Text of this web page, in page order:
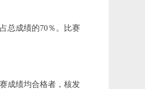
总成绩的70％。比赛
成绩均合格者，核发